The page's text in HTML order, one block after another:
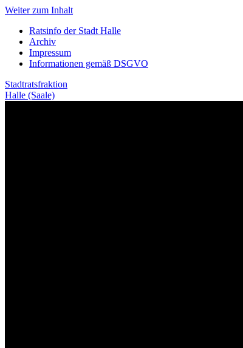
Weiter zum Inhalt
Ratsinfo der Stadt Halle
Archiv
Impressum
Informationen gemäß DSGVO
Stadtratsfraktion
Halle (Saale)